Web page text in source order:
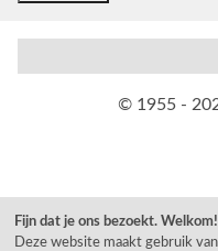
© 1955 -
Fijn dat je ons bezoekt.
Deze website maakt gebruik